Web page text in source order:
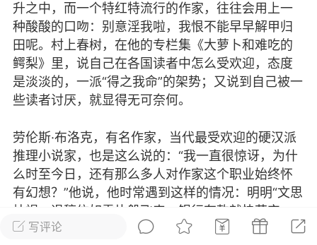
作 ≤ 无 所 谓≥、 忍 着 泪 笑 的 很 狼 狈
我我还能拿什么理由挽留。
希望就是结婚，结婚之后唯一的希望就
呼喊过一秒，只觉得生命不停燃烧。
酒，一树桃花，一诺倾城，一生天涯。
我学会了舍弃，才知道自己是舍不得放
与英语难过也，唯老婆与工作难找也！
个家了，属于我们两个的家。
被伤了就算是神也进入不了我的体内把
写评论
升之中，而一个特红特流行的作家，往往会用上一
种酸酸的口吻：别意淫我啦，我恨不能早早解甲归
田呢。村上春树，在他的专栏集《大萝卜和难吃的
鳄梨》里，说自己在各国读者中怎么受欢迎，态度
是淡淡的，一派“得之我命”的架势；又说到自己被一
些读者讨厌，就显得无可奈何。
劳伦斯·布洛克，有名作家，当代最受欢迎的硬汉派
推理小说家，也是这么说的：“我一直很惊讶，为什
么时至今日，还有那么多人对作家这个职业始终怀
有幻想？”他说，他时常遇到这样的情况：明明“文思
枯竭，退稿信如雪片般飞来，银行存款就快花完，
编辑甚至连支票正在邮寄途中的谎话都懒得编，可